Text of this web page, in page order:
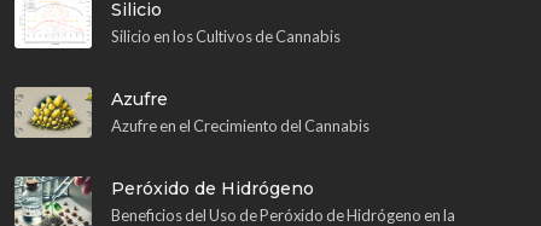
Silicio
Silicio en los Cultivos de Cannabis
Azufre
Azufre en el Crecimiento del Cannabis
Peróxido de Hidrógeno
Beneficios del Uso de Peróxido de Hidrógeno en la